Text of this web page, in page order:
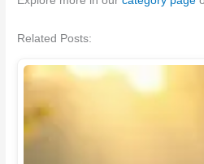
Related Posts: